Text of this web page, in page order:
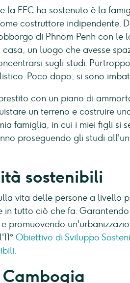
la FFC ha sostenuto è la
costruttore indipendente.
di Phnom Penh con le
un luogo che avesse
sugli studi.
Poco dopo, si sono
con un piano di
un terreno e costruire
famiglia, in cui i miei figli si
proseguendo gli studi
sostenibili
vita delle persone a livello
in tutto ciò che fa.
promuovendo
Obiettivo di Sviluppo